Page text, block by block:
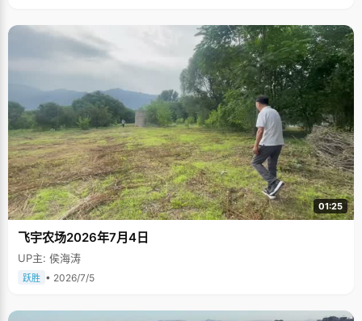
01:25
飞宇农场2026年7月4日
UP主: 侯海涛
跃胜 • 2026/7/5